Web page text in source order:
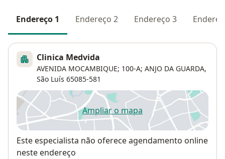
Endereço 1 Endereço 2 Endereço 3
Clinica Medvida
AVENIDA MOCAMBIQUE; 100-A; ANJO DA GUARDA,
São Luís 65085-581
Ampliar o mapaabre num novo separador
Disponibilidade
Este especialista não oferece agendamento online
neste endereço